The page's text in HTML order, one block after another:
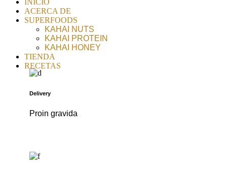
INICIO
ACERCA DE
SUPERFOODS
KAHAI NUTS
KAHAI PROTEIN
KAHAI HONEY
TIENDA
RECETAS
Delivery
Proin gravida